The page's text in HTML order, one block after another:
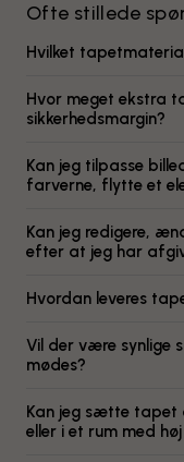
Ofte stillede
Hvilket
Hvor meget ekstra
sikkerhedsmargin?
Kan jeg tilpasse
farverne, flytte et
Kan jeg redigere,
efter at jeg har
Hvordan leveres
Vil der være synlige
mødes?
Kan jeg sætte tapet
eller i et rum med